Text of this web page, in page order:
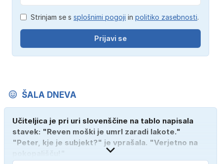
Strinjam se s splošnimi pogoji in politiko zasebnosti.
Prijavi se
ŠALA DNEVA
Učiteljica je pri uri slovenščine na tablo napisala
stavek: "Reven moški je umrl zaradi lakote."
"Peter, kje je subjekt?" je vprašala. "Verjetno na